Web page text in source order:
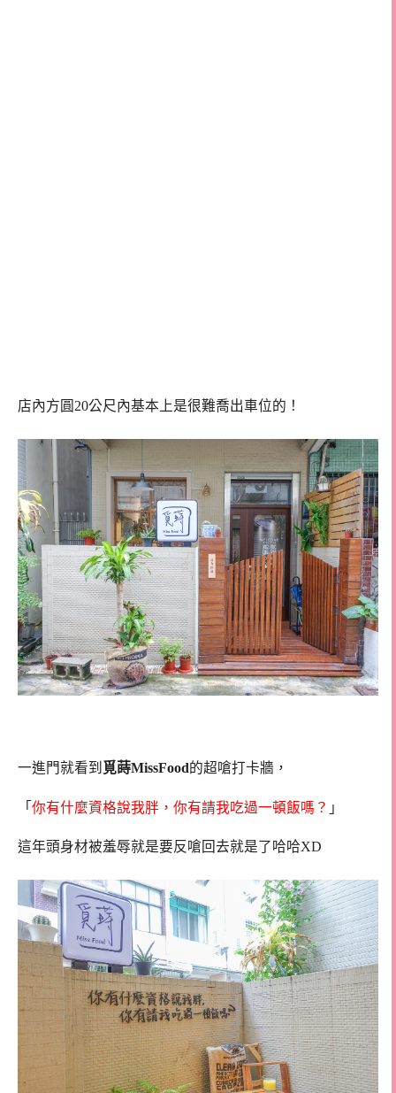
店內方圓20公尺內基本上是很難喬出車位的！
一進門就看到 覓蒔MissFood的超嗆打卡牆，
「 你有什麼資格說我胖，你有請我吃過一頓飯嗎？ 」
這年頭身材被羞辱就是要反嗆回去就是了哈哈XD